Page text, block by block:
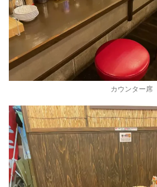
カウンター席